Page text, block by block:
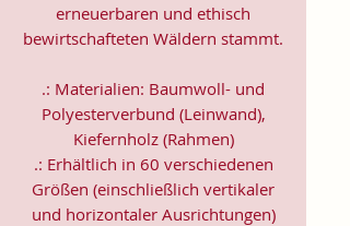
erneuerbaren und ethisch
bewirtschafteten Wäldern stammt.
.: Materialien: Baumwoll- und
Polyesterverbund (Leinwand),
Kiefernholz (Rahmen)
.: Erhältlich in 60 verschiedenen
Größen (einschließlich vertikaler
und horizontaler Ausrichtungen)